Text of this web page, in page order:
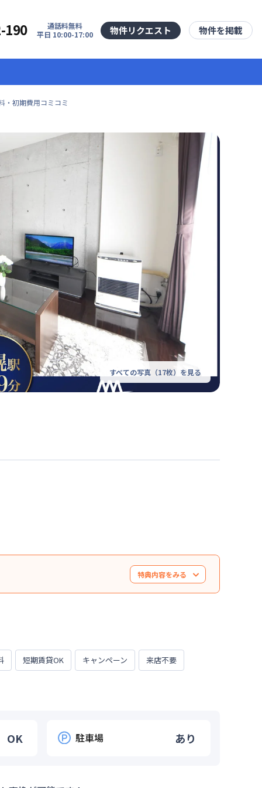
190
通話料無料
平日 10:00-17:00
物件リクエスト 物件を掲載
・初期費用コミコミ
すべての写真（17枚）を見る
特典内容をみる
） ※新規契約者様限定です。
短期賃貸OK キャンペーン 来店不要
OK 駐車場 あり